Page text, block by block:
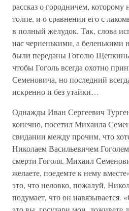
рассказ о городничем, которому
толпе, и о сравнении его с
в полный желудок. Так, слова
нас черненькими, а
были переданы Гоголю
чтобы Гоголь всегда охотно
Семеновича, но последний
искренно и без утайки…
Однажды Иван Сергеевич
конечно, посетил Михаила
свидании между прочим, что
Николаем Васильевичем
смерти Гоголя. Михаил
желаете, поедемте к нему
это, что неловко, пожалуй,
подумает, что он навязывается.